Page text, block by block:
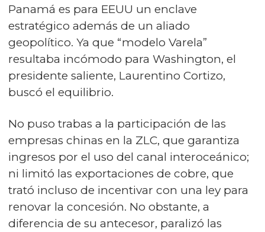
Panamá es para EEUU un enclave
estratégico además de un aliado
geopolítico. Ya que “modelo Varela”
resultaba incómodo para Washington, el
presidente saliente, Laurentino Cortizo,
buscó el equilibrio.
No puso trabas a la participación de las
empresas chinas en la ZLC, que garantiza
ingresos por el uso del canal interoceánico;
ni limitó las exportaciones de cobre, que
trató incluso de incentivar con una ley para
renovar la concesión. No obstante, a
diferencia de su antecesor, paralizó las